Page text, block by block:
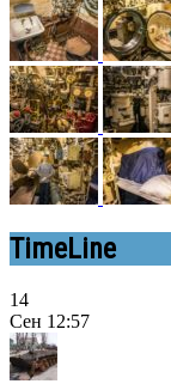
TimeLine
14
Сен 12:57